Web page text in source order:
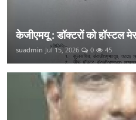
केजीएमयू : डॉक्टरों को हॉस्टल
suadmin Jul 15, 2026 0 45